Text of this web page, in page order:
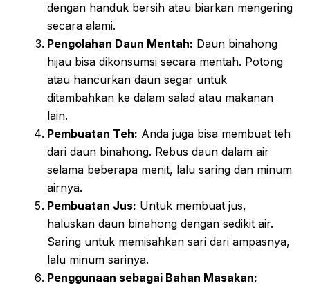
dengan handuk bersih atau biarkan mengering
secara alami.
Pengolahan Daun Mentah: Daun binahong
hijau bisa dikonsumsi secara mentah. Potong
atau hancurkan daun segar untuk
ditambahkan ke dalam salad atau makanan
lain.
Pembuatan Teh: Anda juga bisa membuat teh
dari daun binahong. Rebus daun dalam air
selama beberapa menit, lalu saring dan minum
airnya.
Pembuatan Jus: Untuk membuat jus,
haluskan daun binahong dengan sedikit air.
Saring untuk memisahkan sari dari ampasnya,
lalu minum sarinya.
Penggunaan sebagai Bahan Masakan: